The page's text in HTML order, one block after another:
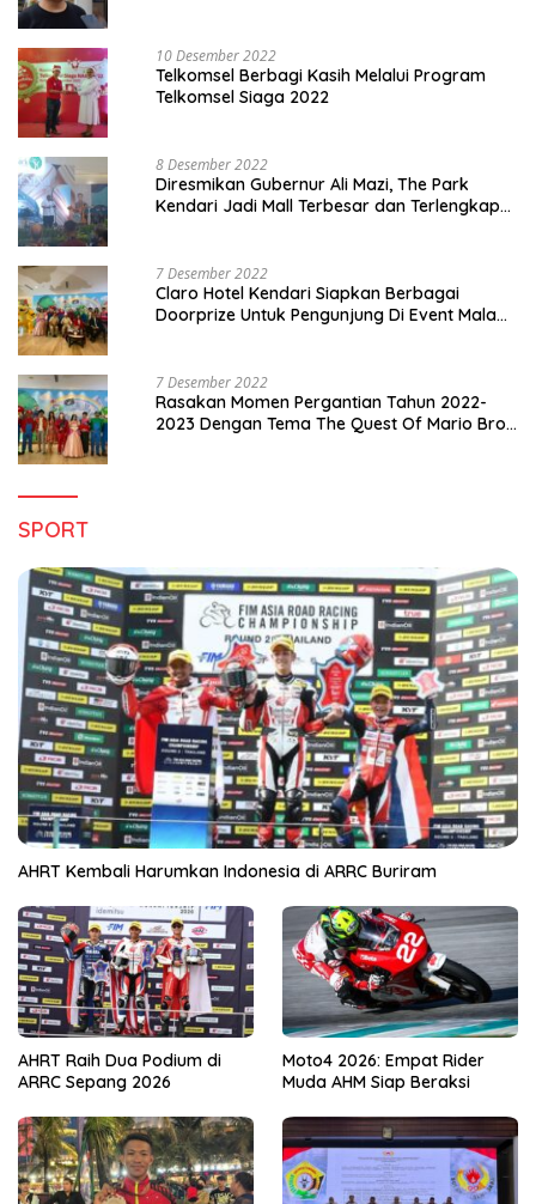
10 Desember 2022
Telkomsel Berbagi Kasih Melalui Program
Telkomsel Siaga 2022
8 Desember 2022
Diresmikan Gubernur Ali Mazi, The Park
Kendari Jadi Mall Terbesar dan Terlengkap
7 Desember 2022
Claro Hotel Kendari Siapkan Berbagai
Doorprize Untuk Pengunjung Di Event Malam
7 Desember 2022
Rasakan Momen Pergantian Tahun 2022-
2023 Dengan Tema The Quest Of Mario Bros
SPORT
AHRT Kembali Harumkan Indonesia di ARRC Buriram
AHRT Raih Dua Podium di
ARRC Sepang 2026
Moto4 2026: Empat Rider
Muda AHM Siap Beraksi